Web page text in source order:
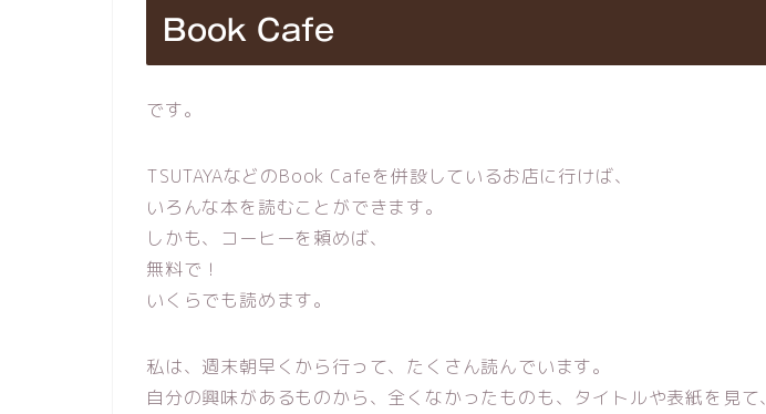
Book Cafe
です。
TSUTAYAなどのBook Cafeを併設しているお店に行けば、
いろんな本を読むことができます。
しかも、コーヒーを頼めば、
無料で！
いくらでも読めます。
私は、週末朝早くから行って、たくさん読んでいます。
自分の興味があるものから、全くなかったものも、タイトルや表紙を見て